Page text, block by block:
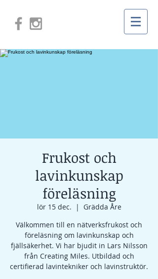
Frukost och
lavinkunskap
föreläsning
lör 15 dec.
  |
Grädda Åre
Välkommen till en nätverksfrukost och
föreläsning om lavinkunskap och
fjällsäkerhet. Vi har bjudit in Lars Nilsson
från Creating Miles. Utbildad och
certifierad lavintekniker och lavinstruktör.